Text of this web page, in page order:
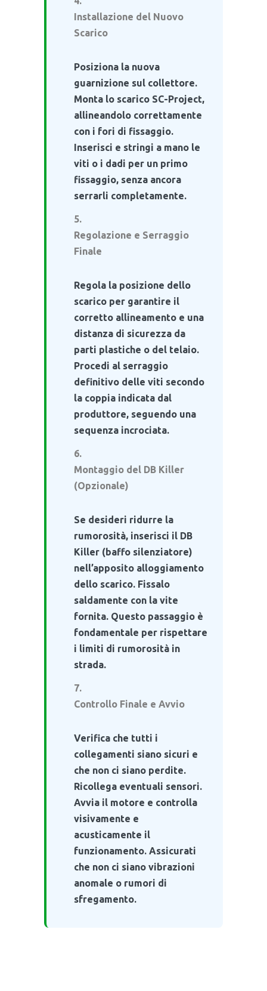
Installazione del Nuovo
Scarico
Posiziona la nuova
guarnizione sul collettore.
Monta lo scarico SC-Project,
allineandolo correttamente
con i fori di fissaggio.
Inserisci e stringi a mano le
viti o i dadi per un primo
fissaggio, senza ancora
serrarli completamente.
Regolazione e Serraggio
Finale
Regola la posizione dello
scarico per garantire il
corretto allineamento e una
distanza di sicurezza da
parti plastiche o del telaio.
Procedi al serraggio
definitivo delle viti secondo
la coppia indicata dal
produttore, seguendo una
sequenza incrociata.
Montaggio del DB Killer
(Opzionale)
Se desideri ridurre la
rumorosità, inserisci il DB
Killer (baffo silenziatore)
nell’apposito alloggiamento
dello scarico. Fissalo
saldamente con la vite
fornita. Questo passaggio è
fondamentale per rispettare
i limiti di rumorosità in
strada.
Controllo Finale e Avvio
Verifica che tutti i
collegamenti siano sicuri e
che non ci siano perdite.
Ricollega eventuali sensori.
Avvia il motore e controlla
visivamente e
acusticamente il
funzionamento. Assicurati
che non ci siano vibrazioni
anomale o rumori di
sfregamento.